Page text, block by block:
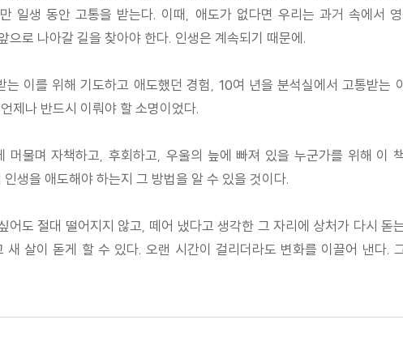
일생 동안 고통을 받는다. 이때, 애도가 없다면 우리는 과거 속에서
로 나아갈 길을 찾아야 한다. 인생은 계속되기 때문에.
는 이를 위해 기도하고 애도했던 경험, 10여 년을 분석실에서 고통받
제나 반드시 이뤄야 할 소명이었다.
물며 자책하고, 후회하고, 우울의 늪에 빠져 있을 누군가를 위해 이
생을 애도해야 하는지 그 방법을 알 수 있을 것이다.
어도 절대 떨어지지 않고, 떼어 냈다고 생각한 그 자리에 상처가 다시
살이 돋게 할 수 있다. 오랜 시간이 걸리더라도 변화를 이끌어 낸다.